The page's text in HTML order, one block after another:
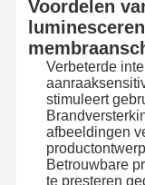
De Schakelaar
Industriële
Flexibele
PCB-
FPC-
Voordelen
Verbeterde
stimuleert
afbeeldingen
Betrouwbare
te presteren